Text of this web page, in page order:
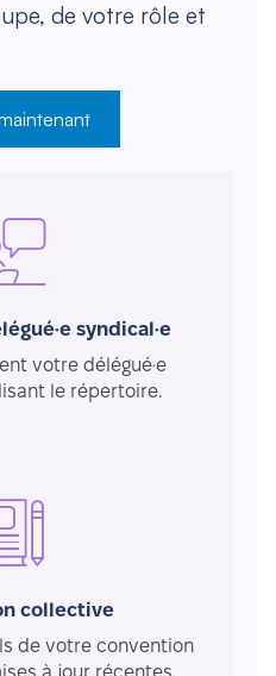
de votre rôle et
syndical·e
votre délégué·e
le répertoire.
collective
de votre convention
à jour récentes.